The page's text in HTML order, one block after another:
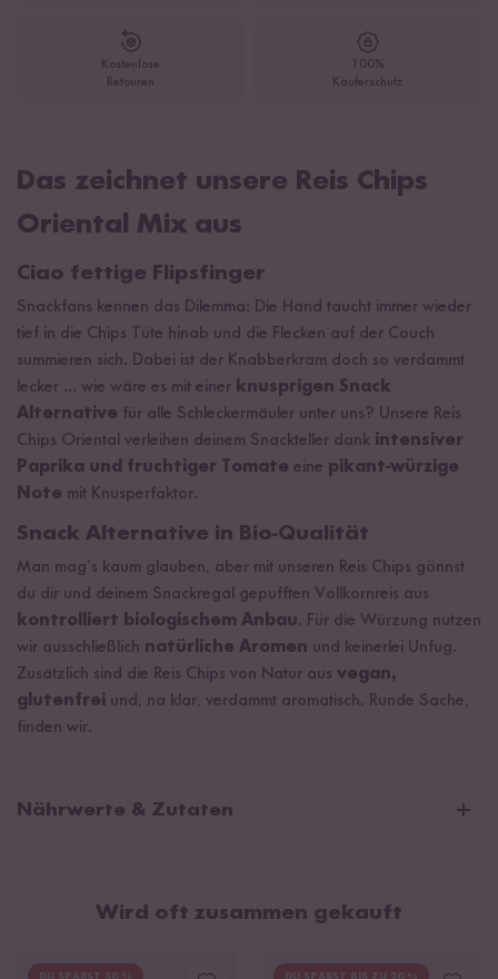
Kostenlose
Retouren
100%
Käuferschutz
Das zeichnet unsere Reis Chips
Oriental Mix aus
Ciao fettige Flipsfinger
Snackfans kennen das Dilemma: Die Hand taucht immer wieder
tief in die Chips Tüte hinab und die Flecken auf der Couch
summieren sich. Dabei ist der Knabberkram doch so verdammt
lecker ... wie wäre es mit einer knusprigen Snack
Alternative für alle Schleckermäuler unter uns? Unsere Reis
Chips Oriental verleihen deinem Snackteller dank intensiver
Paprika und fruchtiger Tomate eine pikant-würzige
Note mit Knusperfaktor.
Snack Alternative in Bio-Qualität
Man mag’s kaum glauben, aber mit unseren Reis Chips gönnst
du dir und deinem Snackregal gepufften Vollkornreis aus
kontrolliert biologischem Anbau. Für die Würzung nutzen
wir ausschließlich natürliche Aromen und keinerlei Unfug.
Zusätzlich sind die Reis Chips von Natur aus vegan,
glutenfrei und, na klar, verdammt aromatisch. Runde Sache,
finden wir.
Nährwerte & Zutaten
davon gesättigte Fettsäuren
Wird oft zusammen gekauft
DU SPARST 50 % DU SPARST BIS ZU 20 %